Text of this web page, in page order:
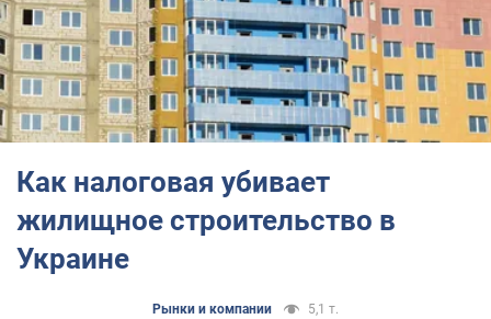
Как налоговая убивает
жилищное строительство в
Украине
Рынки и компании 5,1 т.